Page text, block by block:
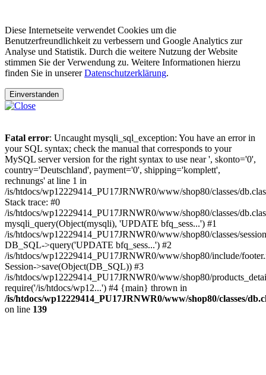
Diese Internetseite verwendet Cookies um die
Benutzerfreundlichkeit zu verbessern und Google Analytics zur
Analyse und Statistik. Durch die weitere Nutzung der Website
stimmen Sie der Verwendung zu. Weitere Informationen hierzu
finden Sie in unsererDatenschutzerklärung.
Einverstanden
Fatal error: Uncaught mysqli_sql_exception: You have an error in
your SQL syntax; check the manual that corresponds to your
MySQL server version for the right syntax to use near ', skonto='0',
country='Deutschland', payment='0', shipping='komplett',
rechnungs' at line 1 in
/is/htdocs/wp12229414_PU17JRNWR0/www/shop80/classes/
Stack trace: #0
/is/htdocs/wp12229414_PU17JRNWR0/www/shop80/classes/
mysqli_query(Object(mysqli), 'UPDATE bfq_sess...') #1
/is/htdocs/wp12229414_PU17JRNWR0/www/shop80/classes/
DB_SQL->query('UPDATE bfq_sess...') #2
/is/htdocs/wp12229414_PU17JRNWR0/www/shop80/include/
Session->save(Object(DB_SQL)) #3
/is/htdocs/wp12229414_PU17JRNWR0/www/shop80/
require('/is/htdocs/wp12...') #4 {main} thrown in
/is/htdocs/wp12229414_PU17JRNWR0/www/shop80/classes/
on line 139